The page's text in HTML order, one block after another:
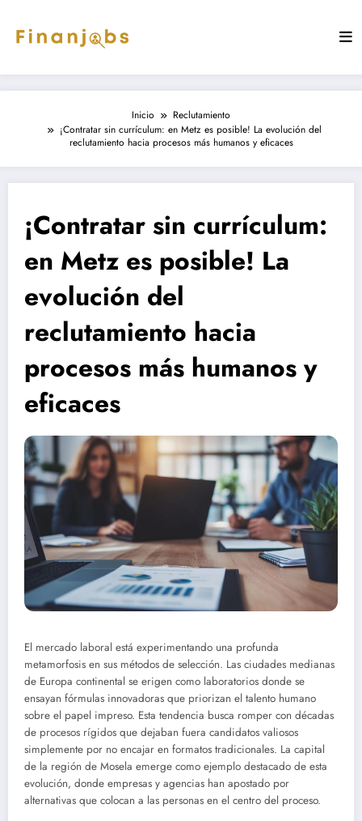
contenido
Inicio
Reclutamiento
¡Contratar sin currículum: en Metz es posible! La evolución del
reclutamiento hacia procesos más humanos y eficaces
¡Contratar sin currículum:
en Metz es posible! La
evolución del
reclutamiento hacia
procesos más humanos y
eficaces
El mercado laboral está experimentando una profunda
metamorfosis en sus métodos de selección. Las ciudades medianas
de Europa continental se erigen como laboratorios donde se
ensayan fórmulas innovadoras que priorizan el talento humano
sobre el papel impreso. Esta tendencia busca romper con décadas
de procesos rígidos que dejaban fuera candidatos valiosos
simplemente por no encajar en formatos tradicionales. La capital
de la región de Mosela emerge como ejemplo destacado de esta
evolución, donde empresas y agencias han apostado por
alternativas que colocan a las personas en el centro del proceso.